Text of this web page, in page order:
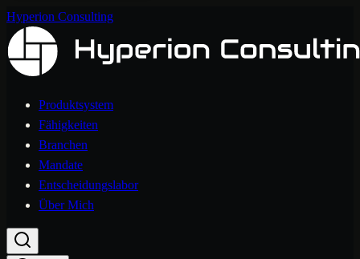
Hyperion Consulting
Produktsystem
Fähigkeiten
Branchen
Mandate
Entscheidungslabor
Über Mich